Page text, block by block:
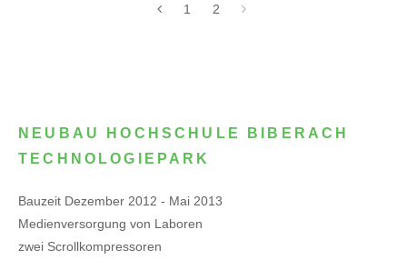
1 2
NEUBAU HOCHSCHULE BIBERACH
TECHNOLOGIEPARK
Bauzeit Dezember 2012 - Mai 2013
Medienversorgung von Laboren
zwei Scrollkompressoren